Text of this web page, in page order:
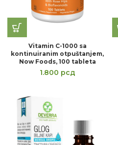
Vitamin C-1000 sa
kontinuiranim otpuštanjem,
Now Foods, 100 tableta
1.800 рсд